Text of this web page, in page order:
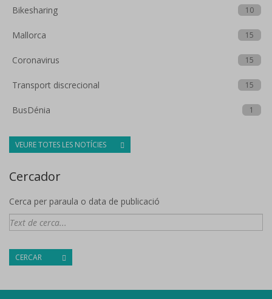
Bikesharing 10
Mallorca 15
Coronavirus 15
Transport discrecional 15
BusDénia 1
VEURE TOTES LES NOTÍCIES
Cercador
Cerca per paraula o data de publicació
CERCAR